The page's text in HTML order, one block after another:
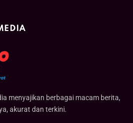
menyajikan berbagai macam berita,
akurat dan terkini.